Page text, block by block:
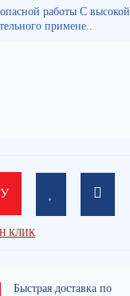
работы C высокой
примене..
КЛИК
Быстрая доставка по